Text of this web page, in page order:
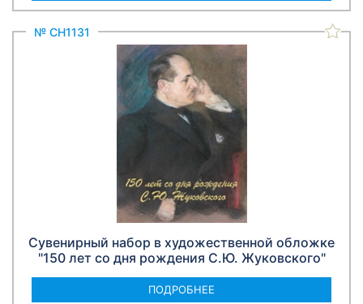
№ СН1131
Сувенирный набор в художественной обложке
"150 лет со дня рождения С.Ю. Жуковского"
ПОДРОБНЕЕ